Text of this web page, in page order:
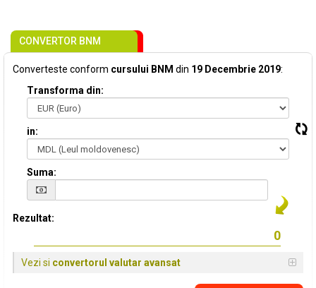
CONVERTOR BNM
Converteste conform cursului BNM din 19 Decembrie 2019:
Transforma din:
in:
Suma:
Rezultat:
Vezi si convertorul valutar avansat